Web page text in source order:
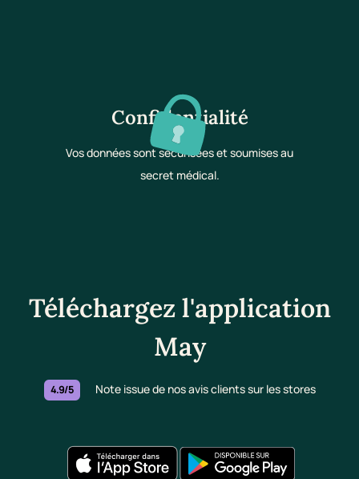
Confidentialité
Vos données sont sécurisées et soumises au
secret médical.
Téléchargez l'application
May
4.9/5 Note issue de nos avis clients sur les stores